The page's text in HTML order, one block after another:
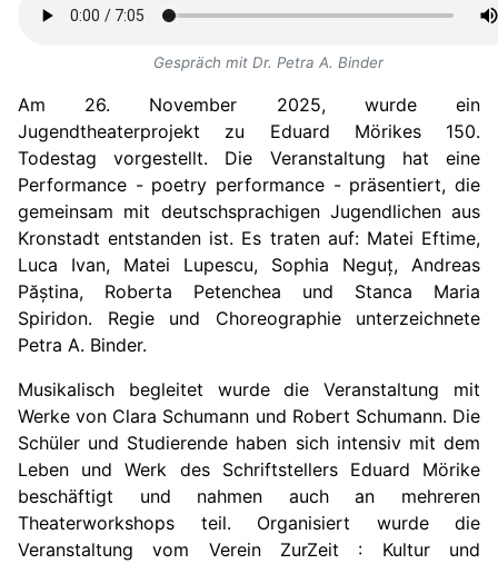
Gespräch mit Dr. Petra A. Binder
Am 26. November 2025, wurde ein
Jugendtheaterprojekt zu Eduard Mörikes 150.
Todestag vorgestellt. Die Veranstaltung hat eine
Performance - poetry performance - präsentiert, die
gemeinsam mit deutschsprachigen Jugendlichen aus
Kronstadt entstanden ist. Es traten auf: Matei Eftime,
Luca Ivan, Matei Lupescu, Sophia Neguț, Andreas
Păștina, Roberta Petenchea und Stanca Maria
Spiridon. Regie und Choreographie unterzeichnete
Petra A. Binder.
Musikalisch begleitet wurde die Veranstaltung mit
Werke von Clara Schumann und Robert Schumann. Die
Schüler und Studierende haben sich intensiv mit dem
Leben und Werk des Schriftstellers Eduard Mörike
beschäftigt und nahmen auch an mehreren
Theaterworkshops teil. Organisiert wurde die
Veranstaltung vom Verein ZurZeit : Kultur und